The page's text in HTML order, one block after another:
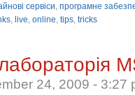
сервіси, програмне
, live, online, tips, tricks
24, 2009 - 3:27